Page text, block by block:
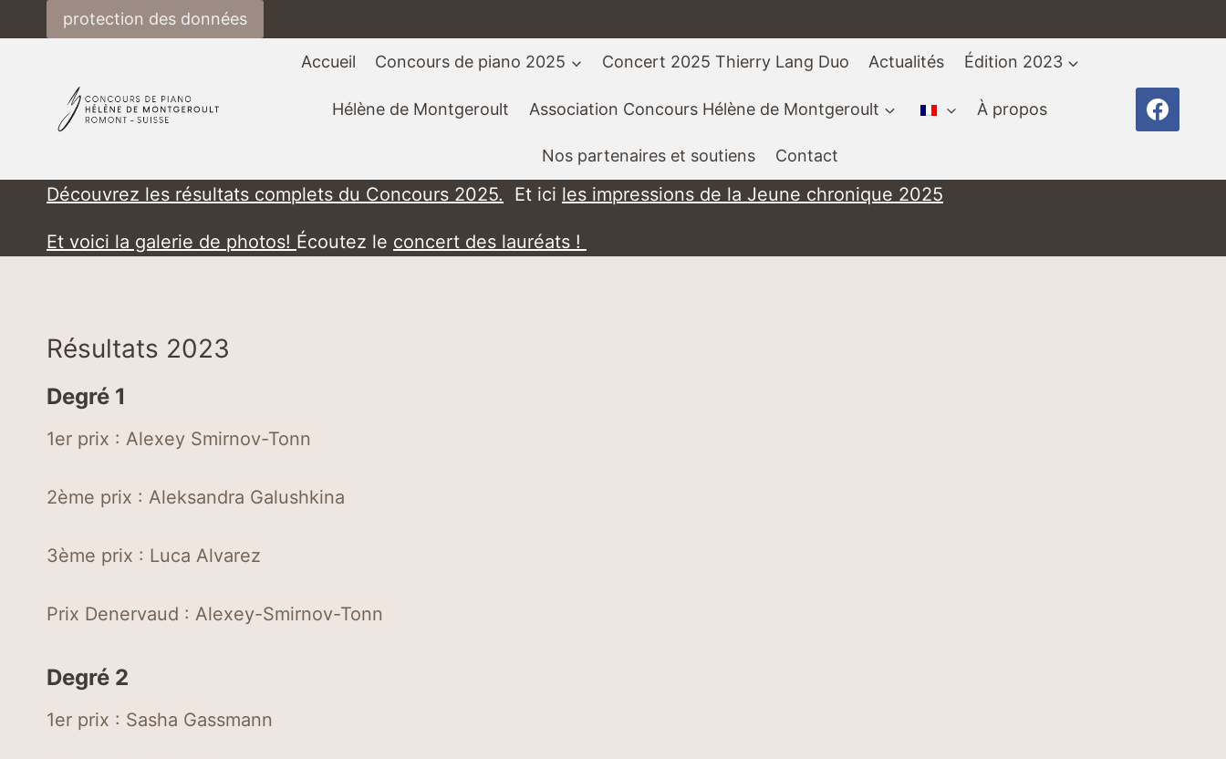
au
protection des données
Accueil Concours de piano 2025 Concert 2025 Thierry Lang Duo Actualités Édition 2023
Hélène de Montgeroult Association Concours Hélène de Montgeroult À propos
Nos partenaires et soutiens Contact
Découvrez les résultats complets du Concours 2025. Et ici les impressions de la Jeune chronique 2025
Et voici la galerie de photos! Écoutez le concert des lauréats !
Résultats 2023
Degré 1
1er prix : Alexey Smirnov-Tonn
2ème prix : Aleksandra Galushkina
3ème prix : Luca Alvarez
Prix Denervaud : Alexey-Smirnov-Tonn
Degré 2
1er prix : Sasha Gassmann